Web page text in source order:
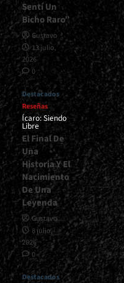
Sentí Un
Bicho Raro”
Gustavo
13 julio,
2026
0
Destacados
Reseñas
Ícaro: Siendo
Libre
El Final De
Una
Historia Y El
Nacimiento
De Una
Leyenda
Gustavo
8 julio,
2026
0
Destacados